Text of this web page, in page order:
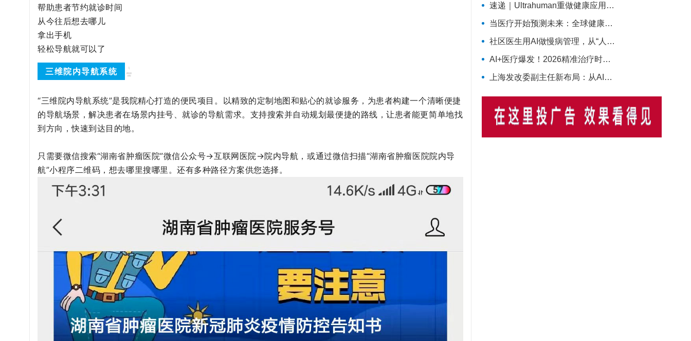
帮助患者节约就诊时间
从今往后想去哪儿
拿出手机
轻松导航就可以了
三维院内导航系统
“三维院内导航系统”是我院精心打造的便民项目。以精致的定制地图和贴心的就诊服务，为患者构建一个清晰便捷
的导航场景，解决患者在场景内挂号、就诊的导航需求。支持搜索并自动规划最便捷的路线，让患者能更简单地找
到方向，快速到达目的地。
只需要微信搜索“湖南省肿瘤医院”微信公众号→互联网医院→院内导航，或通过微信扫描“湖南省肿瘤医院院内导
航”小程序二维码，想去哪里搜哪里。还有多种路径方案供您选择。
速递｜Ultrahuman重做健康应用，AI医疗穿戴从“看数据”转向“给行动”
当医疗开始预测未来：全球健康进入“早发现时代”
社区医生用AI做慢病管理，从“人盯人”到“机器盯数据”
AI+医疗爆发！2026精准治疗时代来了：诊断准确率98%+，100+罕见病不再“无药可医”？
上海发改委副主任新布局：从AI医疗到细胞基因治疗，探寻前沿医疗产业增长密码